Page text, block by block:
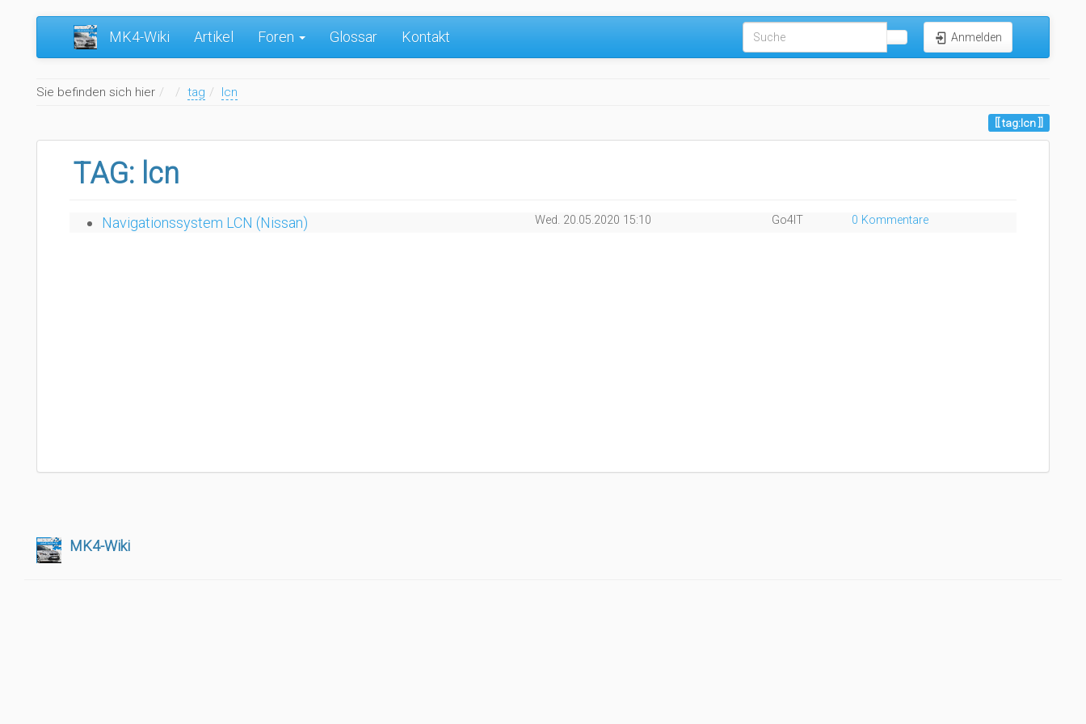
MK4-Wiki Artikel Foren Glossar Kontakt Anmelden
Sie befinden sich hier Home
tag lcn
tag:lcn
TAG: lcn
Navigationssystem LCN (Nissan) Wed. 20.05.2020 15:10 Go4IT 0 Kommentare
MK4-Wiki